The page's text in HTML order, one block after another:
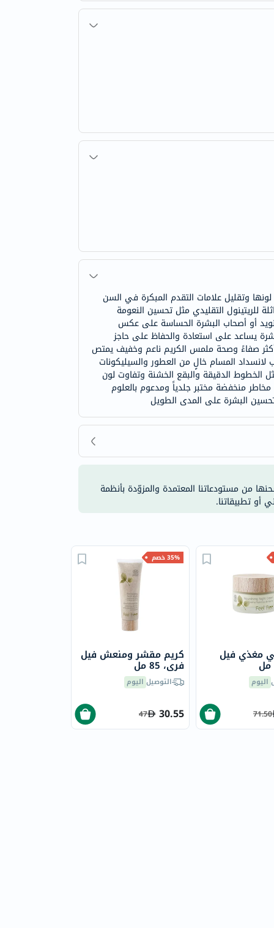
لونها وتقليل علامات التقدم المبكرة في السن
مرئية مماثلة للريتينول التقليدي مثل تحسين النعومة
أو أصحاب البشرة الحساسة على عكس
يساعد على استعادة والحفاظ على حاجز
أكثر صفاءً وصحة ملمس الكريم ناعم وخفيف يمتص
المسام خالٍ من العطور والسيليكونات
الخطوط الدقيقة والبقع الخشنة وتفاوت لون
مخاطر منخفضة مختبر جلدياً ومدعوم بالعلوم
من مستودعاتنا المعتمدة والمزوّدة بأنظمة
أو تطبيقاتنا.
35% خصم
كريم مقشر ومنعش فيل
فري، 85 مل
التوصيل اليوم
30.55
47
مغذي فيل
اليوم
71.50